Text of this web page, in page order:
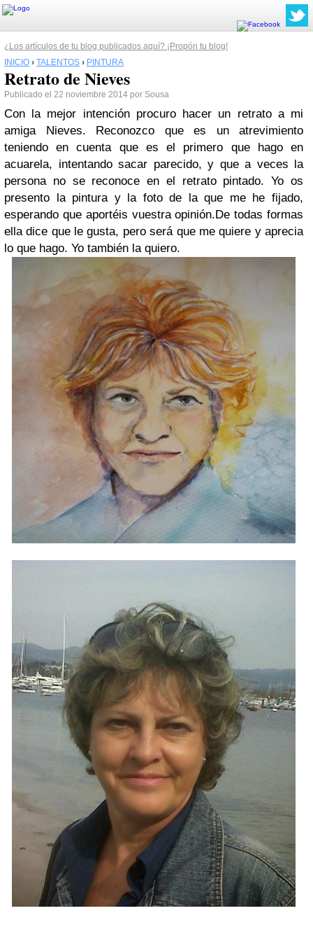
¿Los artículos de tu blog publicados aquí? ¡Propón tu blog!
INICIO › TALENTOS › PINTURA
Retrato de Nieves
Publicado el 22 noviembre 2014 por Sousa
Con la mejor intención procuro hacer un retrato a mi
amiga Nieves. Reconozco que es un atrevimiento
teniendo en cuenta que es el primero que hago en
acuarela, intentando sacar parecido, y que a veces la
persona no se reconoce en el retrato pintado. Yo os
presento la pintura y la foto de la que me he fijado,
esperando que aportéis vuestra opinión.De todas formas
ella dice que le gusta, pero será que me quiere y aprecia
lo que hago. Yo también la quiero.